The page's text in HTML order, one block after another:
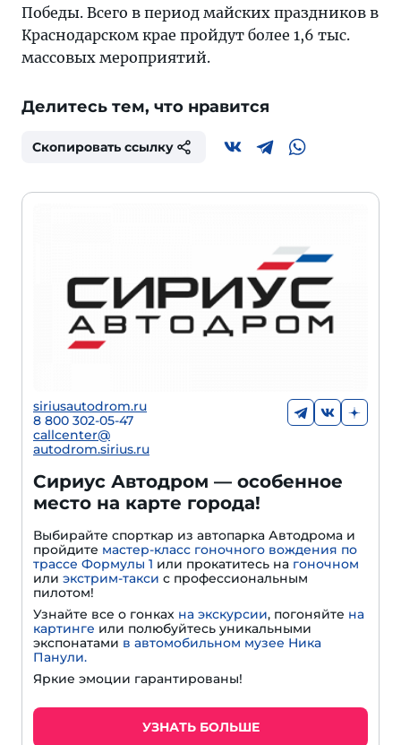
Победы. Всего в период майских праздников в
Краснодарском крае пройдут более 1,6 тыс.
массовых мероприятий.
Делитесь тем, что нравится
Скопировать ссылку
siriusautodrom.ru
8 800 302-05-47
callcenter@
autodrom.sirius.ru
Сириус Автодром — особенное
место на карте города!
Выбирайте спорткар из автопарка Автодрома и
пройдите мастер-класс гоночного вождения по
трассе Формулы 1 или прокатитесь на гоночном
или экстрим-такси с профессиональным
пилотом!
Узнайте все о гонках на экскурсии, погоняйте на
картинге или полюбуйтесь уникальными
экспонатами в автомобильном музее Ника
Панули.
Яркие эмоции гарантированы!
УЗНАТЬ БОЛЬШЕ